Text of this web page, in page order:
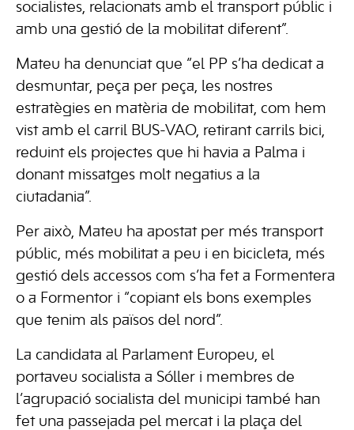
socialistes, relacionats amb el transport públic i
amb una gestió de la mobilitat diferent”.
Mateu ha denunciat que “el PP s’ha dedicat a
desmuntar, peça per peça, les nostres
estratègies en matèria de mobilitat, com hem
vist amb el carril BUS-VAO, retirant carrils bici,
reduint els projectes que hi havia a Palma i
donant missatges molt negatius a la
ciutadania”.
Per això, Mateu ha apostat per més transport
públic, més mobilitat a peu i en bicicleta, més
gestió dels accessos com s’ha fet a Formentera
o a Formentor i “copiant els bons exemples
que tenim als països del nord”.
La candidata al Parlament Europeu, el
portaveu socialista a Sóller i membres de
l’agrupació socialista del municipi també han
fet una passejada pel mercat i la plaça del